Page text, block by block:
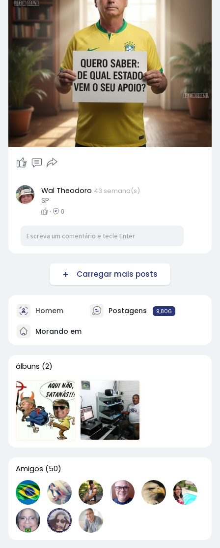
Wal Theodoro 43 semana(s)
SP
· 0
Carregar mais posts
Homem Postagens 9,806
Morando em
álbuns (2)
Amigos (50)